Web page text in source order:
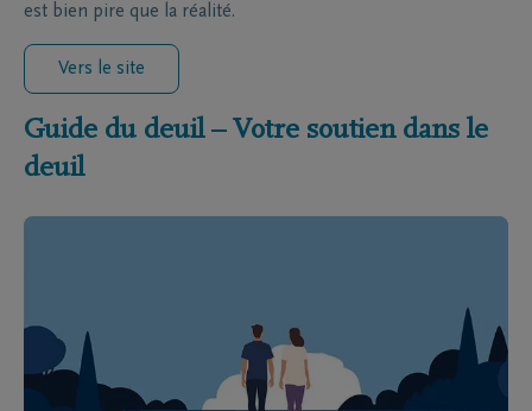
est bien pire que la réalité.
Vers le site
Guide du deuil – Votre soutien dans le
deuil